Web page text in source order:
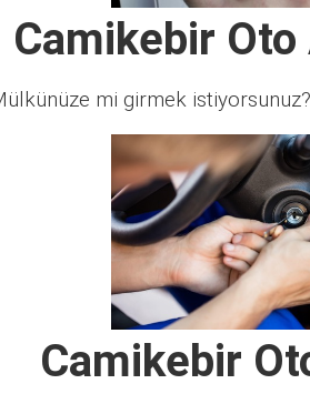
Camikebir Oto
mi girmek
Camikebir